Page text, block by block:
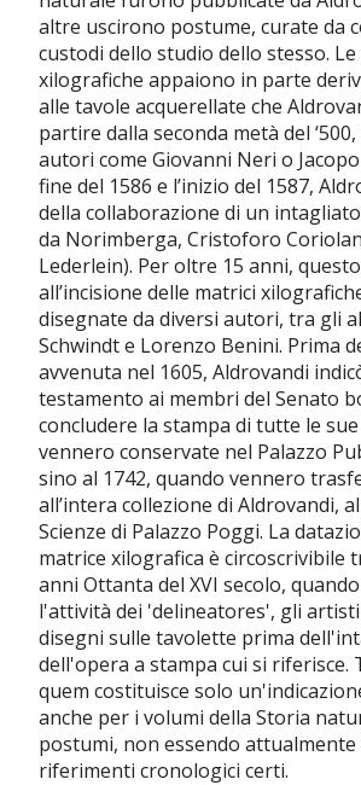
altre uscirono postume, curate da
custodi dello studio dello stesso.
xilografiche appaiono in parte
alle tavole acquerellate che
partire dalla seconda metà del
autori come Giovanni Neri o
fine del 1586 e l’inizio del 1587,
della collaborazione di un
da Norimberga, Cristoforo
Lederlein). Per oltre 15 anni,
all’incisione delle matrici
disegnate da diversi autori, tra gli
Schwindt e Lorenzo Benini. Prima
avvenuta nel 1605, Aldrovandi
testamento ai membri del Senato
concludere la stampa di tutte le
vennero conservate nel Palazzo
sino al 1742, quando vennero
all’intera collezione di Aldrovandi,
Scienze di Palazzo Poggi. La
matrice xilografica è circoscrivibile
anni Ottanta del XVI secolo,
l'attività dei 'delineatores', gli
disegni sulle tavolette prima
dell'opera a stampa cui si riferisce.
quem costituisce solo
anche per i volumi della Storia
postumi, non essendo
riferimenti cronologici certi.